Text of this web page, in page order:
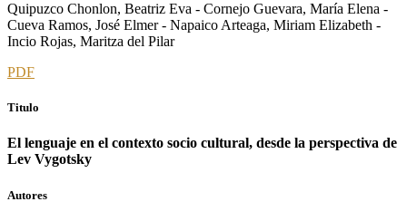
Quipuzco Chonlon, Beatriz Eva - Cornejo Guevara, María Elena -
Cueva Ramos, José Elmer - Napaico Arteaga, Miriam Elizabeth -
Incio Rojas, Maritza del Pilar
PDF
Titulo
El lenguaje en el contexto socio cultural, desde la perspectiva de
Lev Vygotsky
Autores